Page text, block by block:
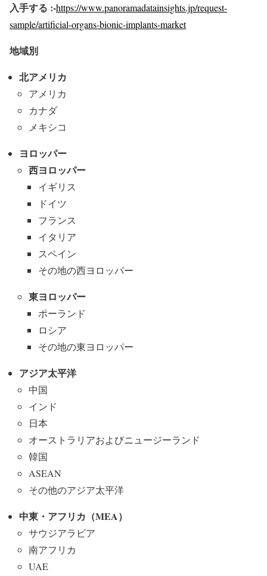
入手する :-https://www.panoramadatainsights.jp/request-
sample/artificial-organs-bionic-implants-market
地域別
北アメリカ
アメリカ
カナダ
メキシコ
ヨロッパー
西ヨロッパー
イギリス
ドイツ
フランス
イタリア
スペイン
その地の西ヨロッパー
東ヨロッパー
ポーランド
ロシア
その地の東ヨロッパー
アジア太平洋
中国
インド
日本
オーストラリアおよびニュージーランド
韓国
ASEAN
その他のアジア太平洋
中東・アフリカ（MEA）
サウジアラビア
南アフリカ
UAE